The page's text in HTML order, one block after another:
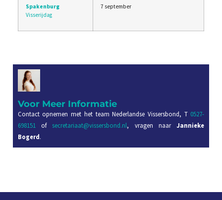
Spakenburg
Visserijdag
7 september
Voor Meer Informatie
Contact opnemen met het team Nederlandse Vissersbond, T 0527-
698151 of secretariaat@vissersbond.nl, vragen naarJannieke
Bogerd.